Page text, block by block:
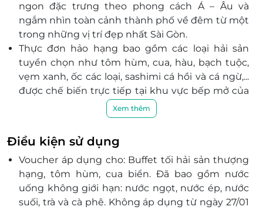
ngon đặc trưng theo phong cách Á – Âu và
ngắm nhìn toàn cảnh thành phố về đêm từ một
trong những vị trí đẹp nhất Sài Gòn.
Thực đơn hảo hạng bao gồm các loại hải sản
tuyển chọn như tôm hùm, cua, hàu, bạch tuộc,
vẹm xanh, ốc các loại, sashimi cá hồi và cá ngừ,...
được chế biến trực tiếp tại khu vực bếp mở của
nhà hàng mang đến cảm giác mới lạ thích thú
Ngoài ra, thưởng thức hương vị ngọt ngào từ
quầy tráng miệng hảo hạng với các loại bánh
nướng mới ra lò, những chiếc macaron đầy màu
sắc, bánh flan kiểu Pháp vàng óng hay các món
chè Việt truyền thống sẽ hoàn thiện trọn vẹn
bữa tối hoàn hảo cho bạn và người thân.
Xem thêm
Điều kiện sử dụng
Voucher áp dụng cho: Buffet tối hải sản thượng
hạng, tôm hùm, cua biển. Đã bao gồm nước
uống không giới hạn: nước ngọt, nước ép, nước
suối, trà và cà phê. Không áp dụng từ ngày 27/01